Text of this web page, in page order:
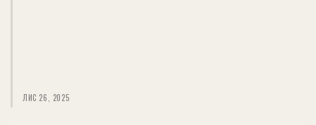
ЛИС 26, 2025